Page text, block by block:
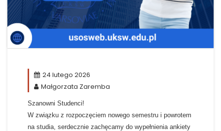
24 lutego 2026
Małgorzata Zaremba
Szanowni Studenci!
W związku z rozpoczęciem nowego semestru i powrotem
na studia, serdecznie zachęcamy do wypełnienia ankiety